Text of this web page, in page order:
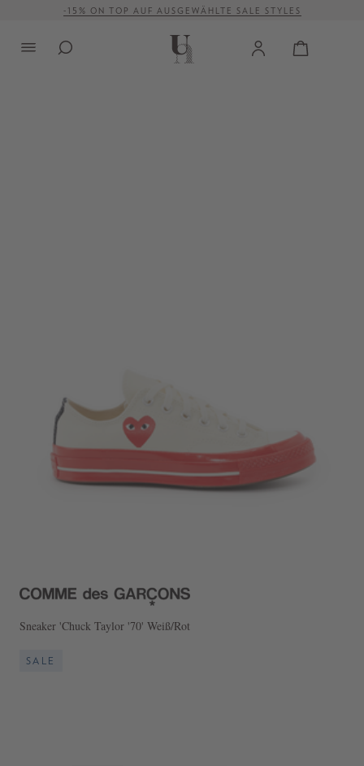
springen-15% ON TOP AUF AUSGEWÄHLTE SALE STYLES
Sneaker 'Chuck Taylor '70' Weiß/Rot
SALE